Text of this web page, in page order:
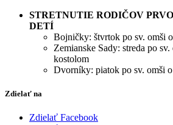
STRETNUTIE RODIČOV
DETÍ
Bojničky: štvrtok po sv. omši
Zemianske Sady: streda po
kostolom
Dvorníky: piatok po sv. omši
Zdielať na
Zdielať Facebook